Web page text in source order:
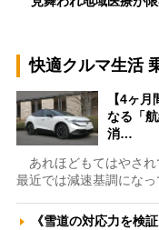
快適クルマ生活
【4ヶ
なる「
消…
あれほどもてはやされ
最近では減速基調にな
《雪道の対応力を検